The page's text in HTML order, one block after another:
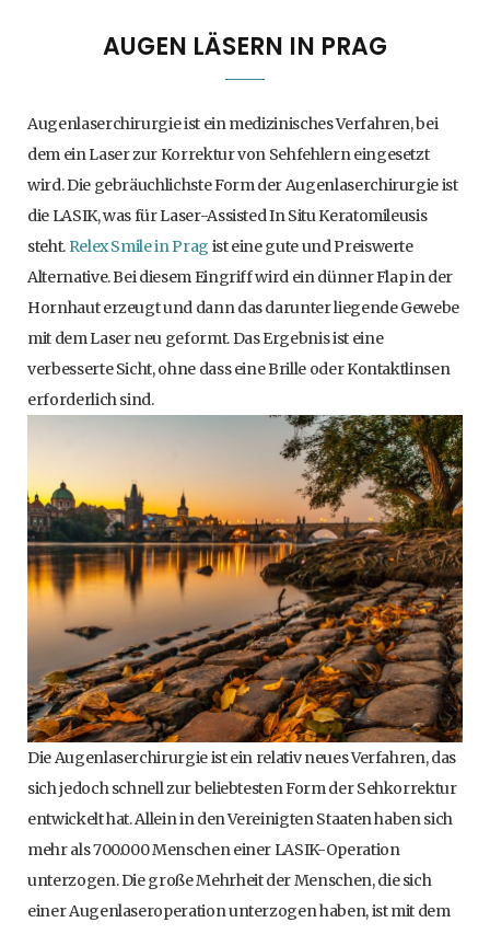
AUGEN LÄSERN IN PRAG
Augenlaserchirurgie ist ein medizinisches Verfahren, bei
dem ein Laser zur Korrektur von Sehfehlern eingesetzt
wird. Die gebräuchlichste Form der Augenlaserchirurgie ist
die LASIK, was für Laser-Assisted In Situ Keratomileusis
steht. Relex Smile in Prag ist eine gute und Preiswerte
Alternative. Bei diesem Eingriff wird ein dünner Flap in der
Hornhaut erzeugt und dann das darunter liegende Gewebe
mit dem Laser neu geformt. Das Ergebnis ist eine
verbesserte Sicht, ohne dass eine Brille oder Kontaktlinsen
erforderlich sind.
Die Augenlaserchirurgie ist ein relativ neues Verfahren, das
sich jedoch schnell zur beliebtesten Form der Sehkorrektur
entwickelt hat. Allein in den Vereinigten Staaten haben sich
mehr als 700.000 Menschen einer LASIK-Operation
unterzogen. Die große Mehrheit der Menschen, die sich
einer Augenlaseroperation unterzogen haben, ist mit dem